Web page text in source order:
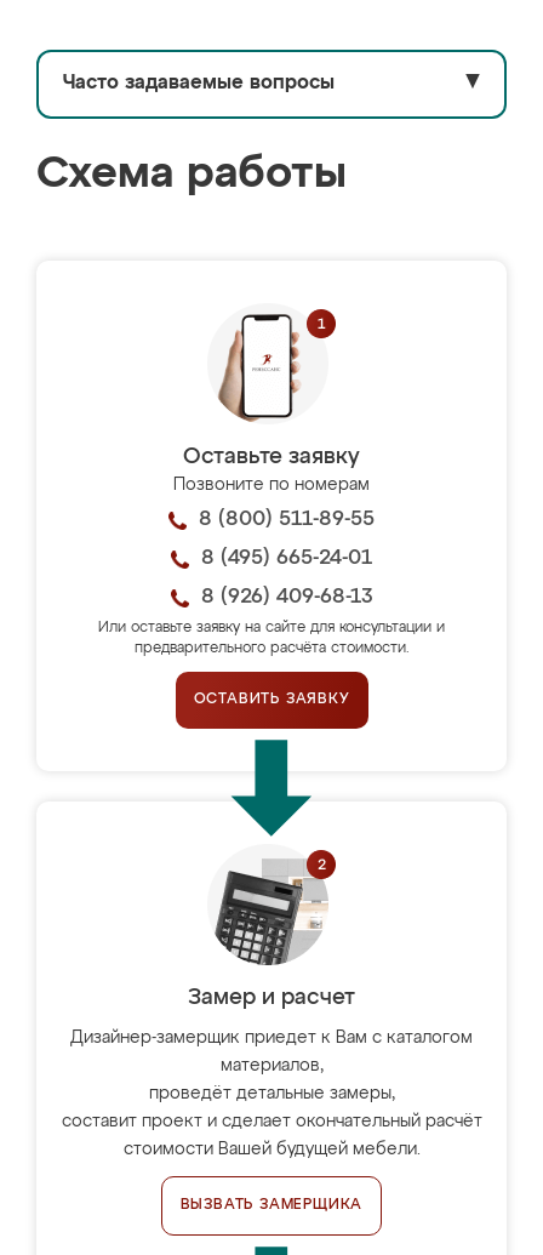
Часто задаваемые вопросы ▼
Схема работы
Оставьте заявку
Позвоните по номерам
8 (800) 511-89-55
8 (495) 665-24-01
8 (926) 409-68-13
Или оставьте заявку на сайте для консультации и
предварительного расчёта стоимости.
ОСТАВИТЬ ЗАЯВКУ
Замер и расчет
Дизайнер-замерщик приедет к Вам с каталогом
материалов,
проведёт детальные замеры,
составит проект и сделает окончательный расчёт
стоимости Вашей будущей мебели.
ВЫЗВАТЬ ЗАМЕРЩИКА